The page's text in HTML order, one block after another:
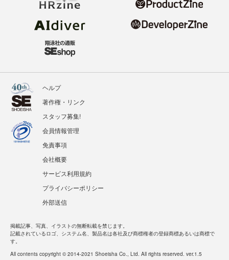
ヘルプ
著作権・リンク
スタッフ募集!
会員情報管理
免責事項
会社概要
サービス利用規約
プライバシーポリシー
外部送信
掲載記事、写真、イラストの無断転載を禁じます。
記載されているロゴ、システム名、製品名は各社及び商標権者の登録商標あるいは商標で
す。
All contents copyright © 2014-2021 Shoeisha Co., Ltd. All rights reserved. ver.1.5